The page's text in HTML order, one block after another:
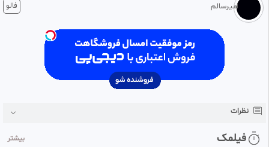
خلاصه بازی ایران 1- مصر 1
خلاصه بازی ایران 1- مصر 1
امیرسالم فالو
نظرات
فیلمک بیشتر